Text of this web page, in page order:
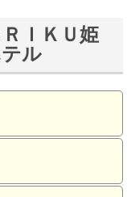
ＩＫＵ姫
ル